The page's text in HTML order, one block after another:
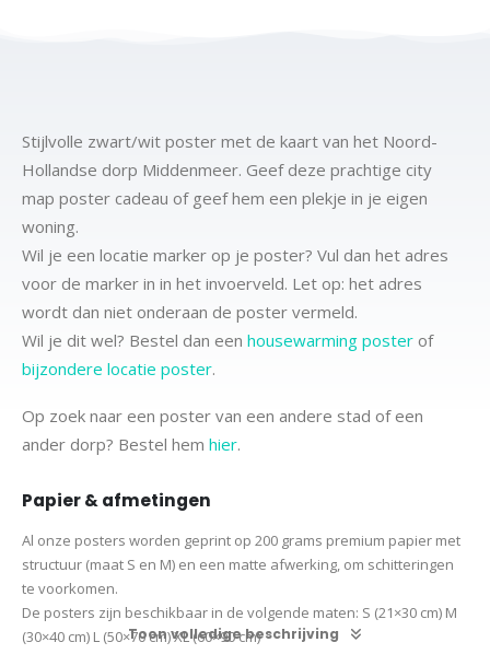
Stijlvolle zwart/wit poster met de kaart van het Noord-
Hollandse dorp Middenmeer. Geef deze prachtige city
map poster cadeau of geef hem een plekje in je eigen
woning.
Wil je een locatie marker op je poster? Vul dan het adres
voor de marker in in het invoerveld. Let op: het adres
wordt dan niet onderaan de poster vermeld.
Wil je dit wel? Bestel dan een housewarming poster of
bijzondere locatie poster.
Op zoek naar een poster van een andere stad of een
ander dorp? Bestel hem hier.
Papier & afmetingen
Al onze posters worden geprint op 200 grams premium papier met
structuur (maat S en M) en een matte afwerking, om schitteringen
te voorkomen.
De posters zijn beschikbaar in de volgende maten: S (21×30 cm) M
(30×40 cm) L (50×70 cm) XL (60×90 cm)
Toon volledige beschrijving